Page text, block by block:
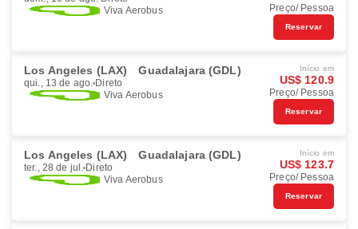
Viva Aerobus
Preço/ Pessoa
Reservar
Los Angeles (LAX) Guadalajara (GDL)
qui., 13 de ago. Direto
Viva Aerobus
Início em
US$ 120.9
Preço/ Pessoa
Reservar
Los Angeles (LAX) Guadalajara (GDL)
ter., 28 de jul. Direto
Viva Aerobus
Início em
US$ 123.7
Preço/ Pessoa
Reservar